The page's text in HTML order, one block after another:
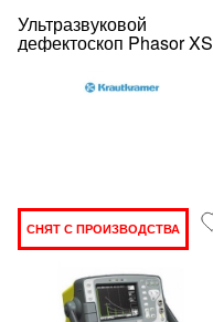
Ультразвуковой
дефектоскоп Phasor XS
СНЯТ С ПРОИЗВОДСТВА